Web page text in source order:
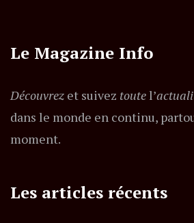
Le Magazine Info
Découvrez et suivez toutel’
dans le monde en continu,
moment.
Les articles récents